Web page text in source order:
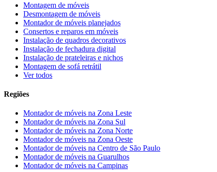
Montagem de móveis
Desmontagem de móveis
Montador de móveis planejados
Consertos e reparos em móveis
Instalação de quadros decorativos
Instalação de fechadura digital
Instalação de prateleiras e nichos
Montagem de sofá retrátil
Ver todos
Regiões
Montador de móveis na Zona Leste
Montador de móveis na Zona Sul
Montador de móveis na Zona Norte
Montador de móveis na Zona Oeste
Montador de móveis na Centro de São Paulo
Montador de móveis na Guarulhos
Montador de móveis na Campinas